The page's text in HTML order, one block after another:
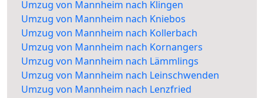
Umzug von Mannheim nach Klingen
Umzug von Mannheim nach Kniebos
Umzug von Mannheim nach Kollerbach
Umzug von Mannheim nach Kornangers
Umzug von Mannheim nach Lämmlings
Umzug von Mannheim nach Leinschwenden
Umzug von Mannheim nach Lenzfried